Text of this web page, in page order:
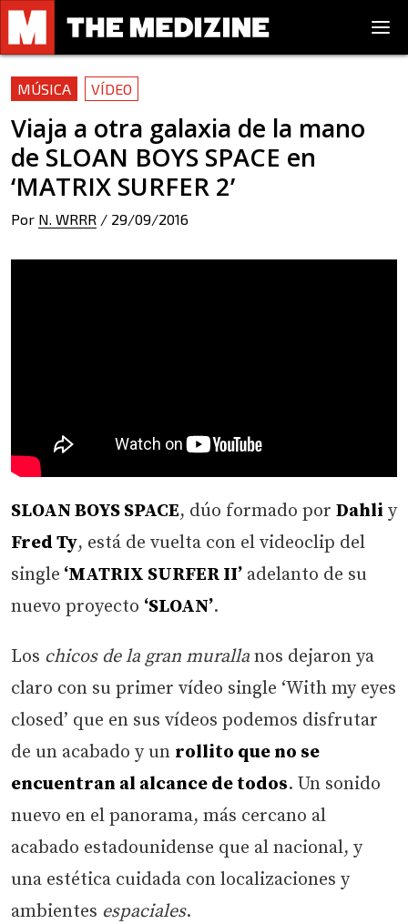
MÚSICA VÍDEO
Viaja a otra galaxia de la mano
de SLOAN BOYS SPACE en
‘MATRIX SURFER 2’
Por N. WRRR / 29/09/2016
SLOAN BOYS SPACE, dúo formado por Dahli y
Fred Ty, está de vuelta con el videoclip del
single ‘MATRIX SURFER II’ adelanto de su
nuevo proyecto ‘SLOAN’.
Los chicos de la gran muralla nos dejaron ya
claro con su primer vídeo single ‘With my eyes
closed’ que en sus vídeos podemos disfrutar
de un acabado y un rollito que no se
encuentran al alcance de todos. Un sonido
nuevo en el panorama, más cercano al
acabado estadounidense que al nacional, y
una estética cuidada con localizaciones y
ambientes espaciales.